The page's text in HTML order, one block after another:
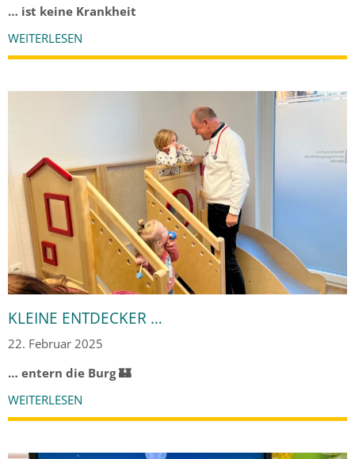
… ist keine Krankheit
WEITERLESEN
KLEINE ENTDECKER …
22. Februar 2025
… entern die Burg 🏰
WEITERLESEN